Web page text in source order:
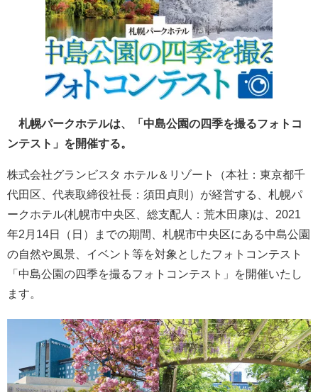
札幌パークホテルは、「中島公園の四季を撮るフォトコ
ンテスト」を開催する。
株式会社グランビスタ ホテル＆リゾート（本社：東京都千
代田区、代表取締役社長：須田貞則）が経営する、札幌パ
ークホテル(札幌市中央区、総支配人：荒木田康)は、2021
年2月14日（日）までの期間、札幌市中央区にある中島公園
の自然や風景、イベント等を対象としたフォトコンテスト
「中島公園の四季を撮るフォトコンテスト」を開催いたし
ます。